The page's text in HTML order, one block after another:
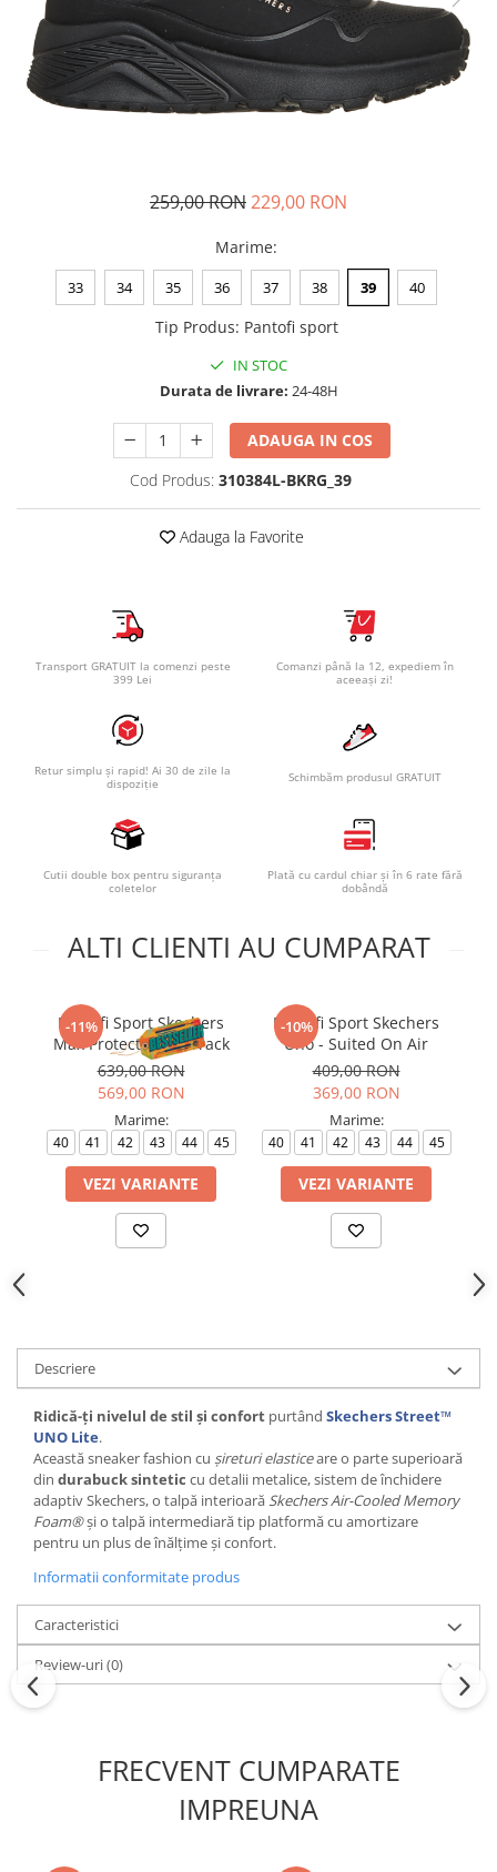
Tricouri copii
Pantaloni lungi copii
Bluze copii
Geci si veste copii
Ingrijire incaltaminte
Rucsaci
Caciuli
259,00 RON229,00 RON
Marime:
33 34 35 36 37 38 39 40
Tip Produs: Pantofi sport
IN STOC
Durata de livrare: 24-48H
ADAUGA IN COS
Cod Produs: 310384L-BKRG_39
Adauga la Favorite
Transport GRATUIT la comenzi peste
399 Lei
Comanzi până la 12, expediem în
aceeași zi!
Retur simplu și rapid! Ai 30 de zile la
dispoziție
Schimbăm produsul GRATUIT
Cutii double box pentru siguranța
coletelor
Plată cu cardul chiar și în 6 rate fără
dobândă
ALTI CLIENTI AU CUMPARAT
-11%
Pantofi Sport Skechers
Max Protect - Fast Track
639,00 RON
569,00 RON
Marime:
40 41 42 43 44 45
VEZI VARIANTE
-10%
Pantofi Sport Skechers
Uno - Suited On Air
409,00 RON
369,00 RON
Marime:
40 41 42 43 44 45
VEZI VARIANTE
Descriere
Ridică-ți nivelul de stil și confort purtând Skechers Street™
UNO Lite.
Această sneaker fashion cu șireturi elasticeare o parte superioară
din durabuck sintetic cu detalii metalice, sistem de închidere
adaptiv Skechers, o talpă interioară Skechers Air-Cooled Memory
Foam®și o talpă intermediară tip platformă cu amortizare
pentru un plus de înălțime și confort.
Informatii conformitate produs
Caracteristici
Review-uri(0)
FRECVENT CUMPARATE
IMPREUNA